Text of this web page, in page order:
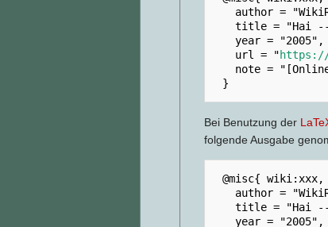
   url = "
https://
Bei Benutzung der
folgende Ausgabe